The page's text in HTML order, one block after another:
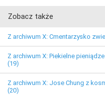
Zobacz także
Z archiwum X: Cmentarzysko
Z archiwum X: Piekielne pieniądze
(19)
Z archiwum X: Jose Chung z
(20)